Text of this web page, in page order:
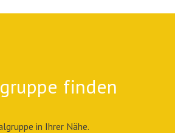
finden
in Ihrer Nähe.